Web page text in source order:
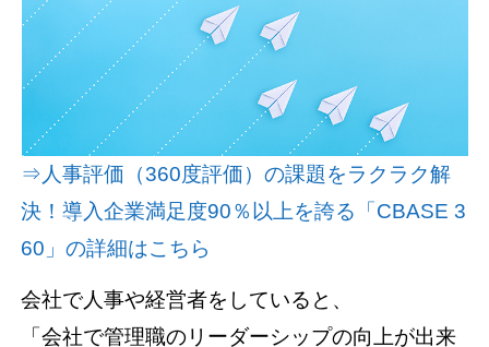
資料請求(無料) お見積もり依頼
⇒人事評価（360度評価）の課題をラクラク解
決！導入企業満足度90％以上を誇る「CBASE 3
60」の詳細はこちら
会社で人事や経営者をしていると、
「会社で管理職のリーダーシップの向上が出来